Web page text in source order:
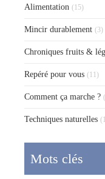
Alimentation (15)
Mincir durablement (3)
Chroniques fruits &
Repéré pour vous (11)
Comment ça marche ?
Techniques naturelles
Mots clés